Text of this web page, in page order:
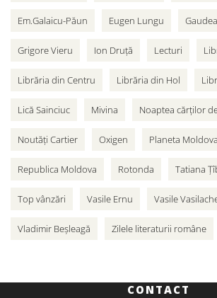
Em.Galaicu-Păun Eugen Lungu
Grigore Vieru Ion Druță Lecturi
Librăria din Centru Librăria din Hol
Lică Sainciuc Mivina Noaptea cărților
Noutăți Cartier Oxigen Planeta Moldova
Republica Moldova Rotonda Tatiana
Top vânzări Vasile Ernu Vasile
Vladimir Beșleagă Zilele literaturii române
CONTACT